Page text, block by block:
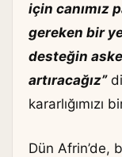
için canımız
gereken bir
desteğin
artıracağız”
Dün Afrin’de,